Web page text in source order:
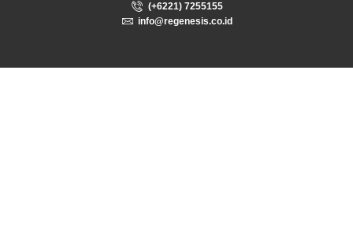
(+6221) 7255155
info@regenesis.co.id